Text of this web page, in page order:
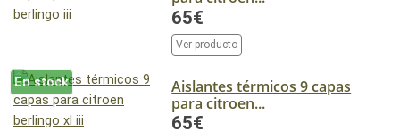
65€
Ver producto
En stock
Aislantes térmicos 9 capas
para citroen...
65€